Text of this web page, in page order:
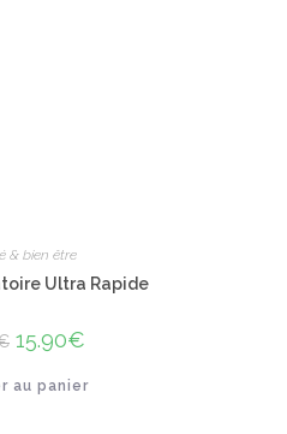
& bien être
Ultra Rapide
Le
prix
était :
15.90€
est :
au panier